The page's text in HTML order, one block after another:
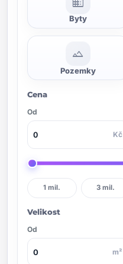
Byty
landscape
Pozemky
Cena
Od
Kč
1 mil. 3 mil.
Velikost
Od
m²